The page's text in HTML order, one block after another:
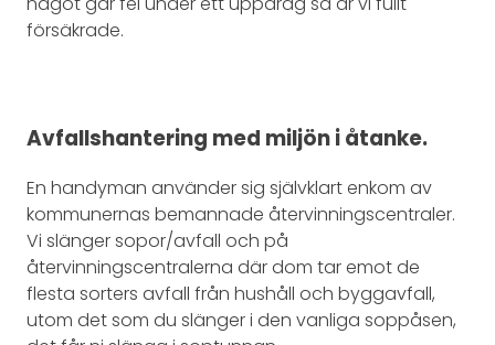
försäkrade.
Avfallshantering med miljön i åtanke.
En handyman använder sig självklart enkom av
kommunernas bemannade återvinningscentraler.
Vi slänger sopor/avfall och på
återvinningscentralerna där dom tar emot de
flesta sorters avfall från hushåll och byggavfall,
utom det som du slänger i den vanliga soppåsen,